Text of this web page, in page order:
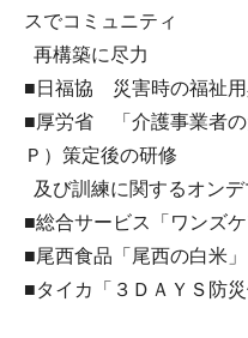
スでコミュニティ
再構築に尽力
■日福協 災害時の福祉用
■厚労省 「介護事業者の
Ｐ）策定後の研修
及び訓練に関するオン
■総合サービス「ワンズ
■尾西食品「尾西の白米」
■タイカ「３ＤＡＹＳ防災